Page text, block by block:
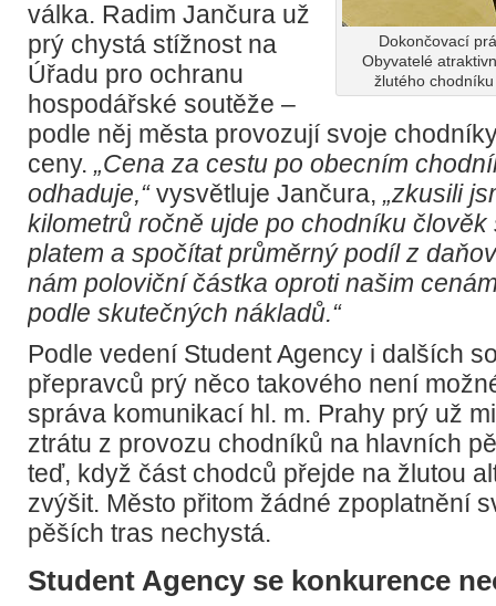
Dokončovací
Obyvatelé
žlutého
válka. Radim Jančura už
prý chystá stížnost na
Úřadu pro ochranu
hospodářské soutěže –
podle něj města provozují svoje
ceny. „Cena za cestu po obecním
odhaduje,“vysvětluje Jančura, „zkusili
kilometrů ročně ujde po chodníku člověk
platem a spočítat průměrný podíl z
nám poloviční částka oproti našim
podle skutečných nákladů.“
Podle vedení Student Agency i dalších
přepravců prý něco takového není
správa komunikací hl. m. Prahy prý už
ztrátu z provozu chodníků na hlavních
teď, když část chodců přejde na žlutou
zvýšit. Město přitom žádné zpoplatnění
pěších tras nechystá.
Student Agency se konkurence